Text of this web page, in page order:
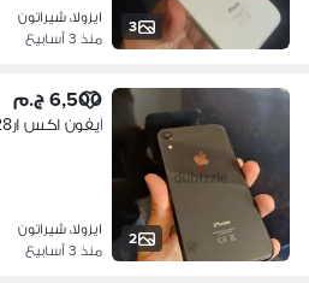
3
ايزولا، شيراتون
منذ 3 أسابيع
2
6,500 ج.م
آيفون اكس ار128
ايزولا، شيراتون
منذ 3 أسابيع